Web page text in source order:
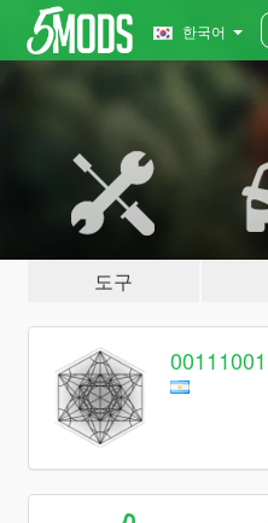
한국어
도구
00111001